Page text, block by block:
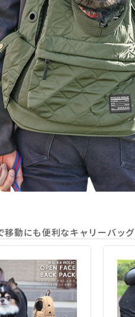
移動にも便利なキャリーバッグ